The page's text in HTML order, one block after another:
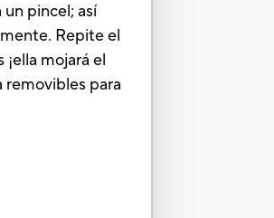
un pincel; así
Repite el
mojará el
removibles para